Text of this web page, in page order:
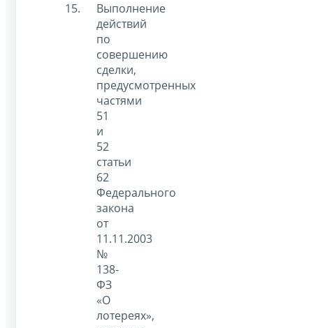
Выполнение
действий
по
совершению
сделки,
предусмотренных
частями
51
и
52
статьи
62
Федерального
закона
от
11.11.2003
№
138-
ФЗ
«О
лотереях»,